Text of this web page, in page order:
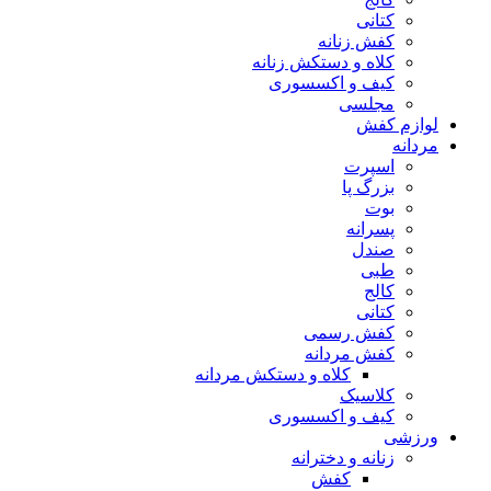
کفش زنانه
کلاه و دستکش زنانه
کیف و اکسسوری
مجلسی
کفش
اسپرت
بزرگ پا
پسرانه
کفش رسمی
کفش مردانه
کلاه و دستکش مردانه
کلاسیک
کیف و اکسسوری
زنانه و دخترانه